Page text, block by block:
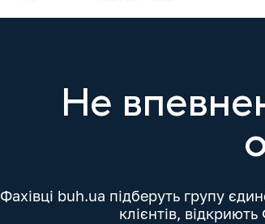
Не
Фахівці buh.ua підберуть групу
клієнтів,